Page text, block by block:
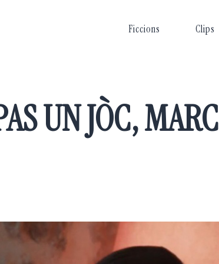
Ficcions Clips
UN JÒC, MARC